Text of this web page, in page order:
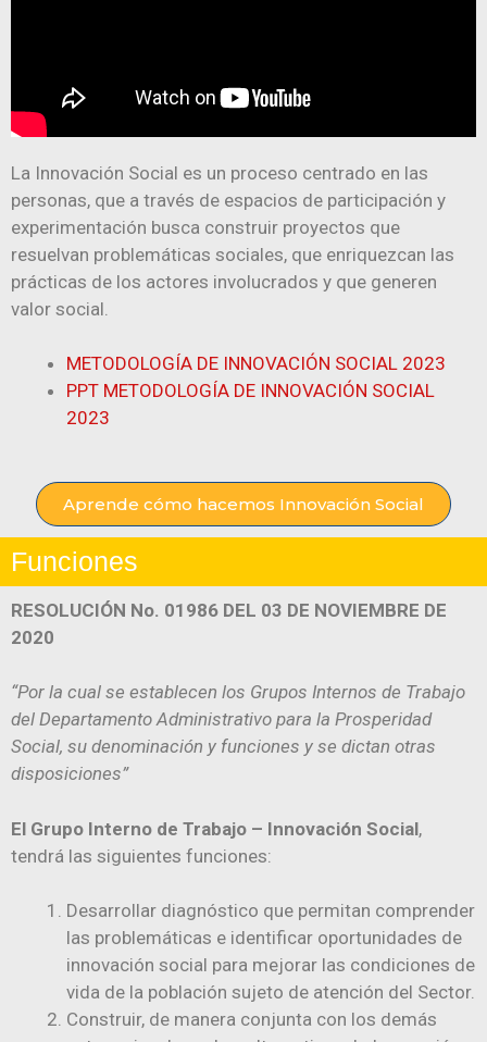
La Innovación Social es un proceso centrado en las
personas, que a través de espacios de participación y
experimentación busca construir proyectos que
resuelvan problemáticas sociales, que enriquezcan las
prácticas de los actores involucrados y que generen
valor social.
METODOLOGÍA DE INNOVACIÓN SOCIAL 2023
PPT METODOLOGÍA DE INNOVACIÓN SOCIAL
2023
Aprende cómo hacemos Innovación Social
Funciones
RESOLUCIÓN No. 01986 DEL 03 DE NOVIEMBRE DE
2020
“Por la cual se establecen los Grupos Internos de Trabajo
del Departamento Administrativo para la Prosperidad
Social, su denominación y funciones y se dictan otras
disposiciones”
El Grupo Interno de Trabajo – Innovación Social,
tendrá las siguientes funciones:
Desarrollar diagnóstico que permitan comprender
las problemáticas e identificar oportunidades de
innovación social para mejorar las condiciones de
vida de la población sujeto de atención del Sector.
Construir, de manera conjunta con los demás